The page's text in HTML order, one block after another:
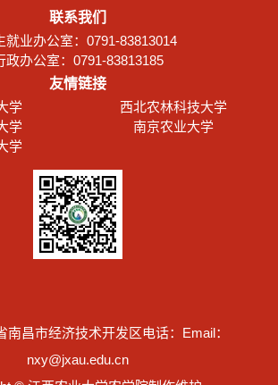
联系我们
就业办公室：0791-83813014
政办公室：0791-83813185
友情链接
学
西北农林科技大学
学
南京农业大学
学
南昌市经济技术开发区电话： Email：
nxy@jxau.edu.cn